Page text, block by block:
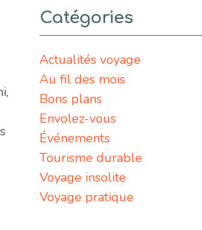
Catégories
Actualités voyage
Au fil des mois
Bons plans
Envolez-vous
Événements
Tourisme durable
Voyage insolite
Voyage pratique